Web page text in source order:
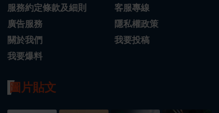
服務約定條款及細則
客服專線
廣告服務
隱私權政策
關於我們
我要投稿
我要爆料
圖片貼文